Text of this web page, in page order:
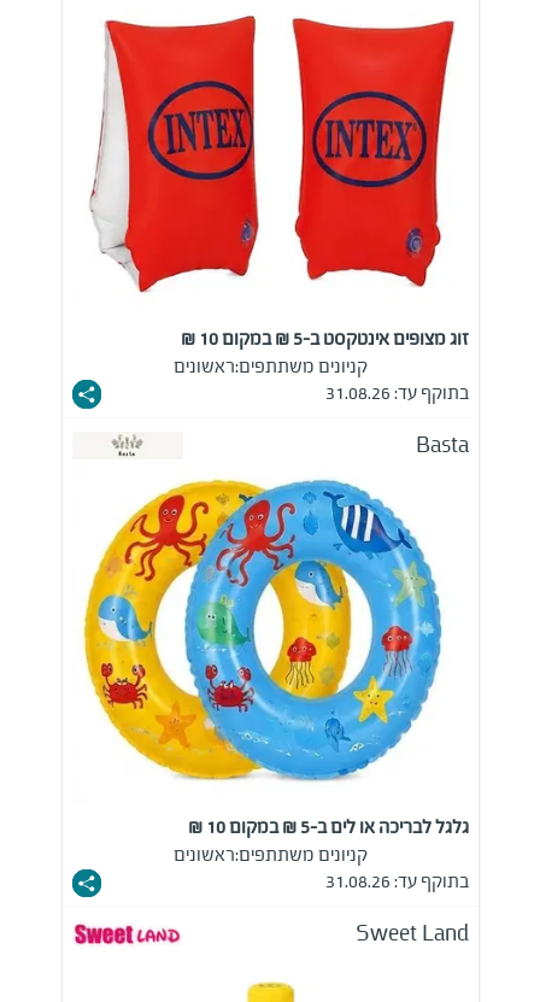
זוג מצופים אינטקסט ב-5 ₪ במקום 10 ₪
קניונים משתתפים:ראשונים
בתוקף עד: 31.08.26
Basta
גלגל לבריכה או לים ב-5 ₪ במקום 10 ₪
קניונים משתתפים:ראשונים
בתוקף עד: 31.08.26
Sweet Land